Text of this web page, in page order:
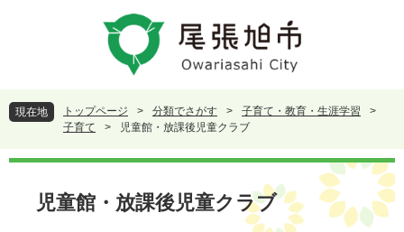
頭
で
。
飛
ば
て
現在地 トップページ > 分類でさがす > 子育て・教育・生涯学習
>
子育て
> 児童館・放課後児童クラブ
本
児童館・放課後児童クラブ